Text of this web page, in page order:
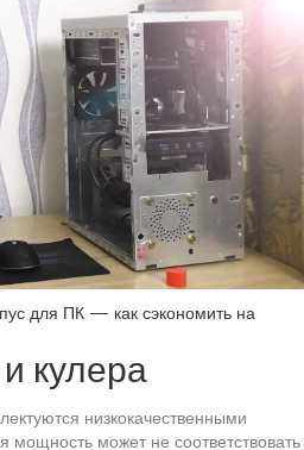
для ПК — как сэкономить на
кулера
низкокачественными
мощность может не соответствовать